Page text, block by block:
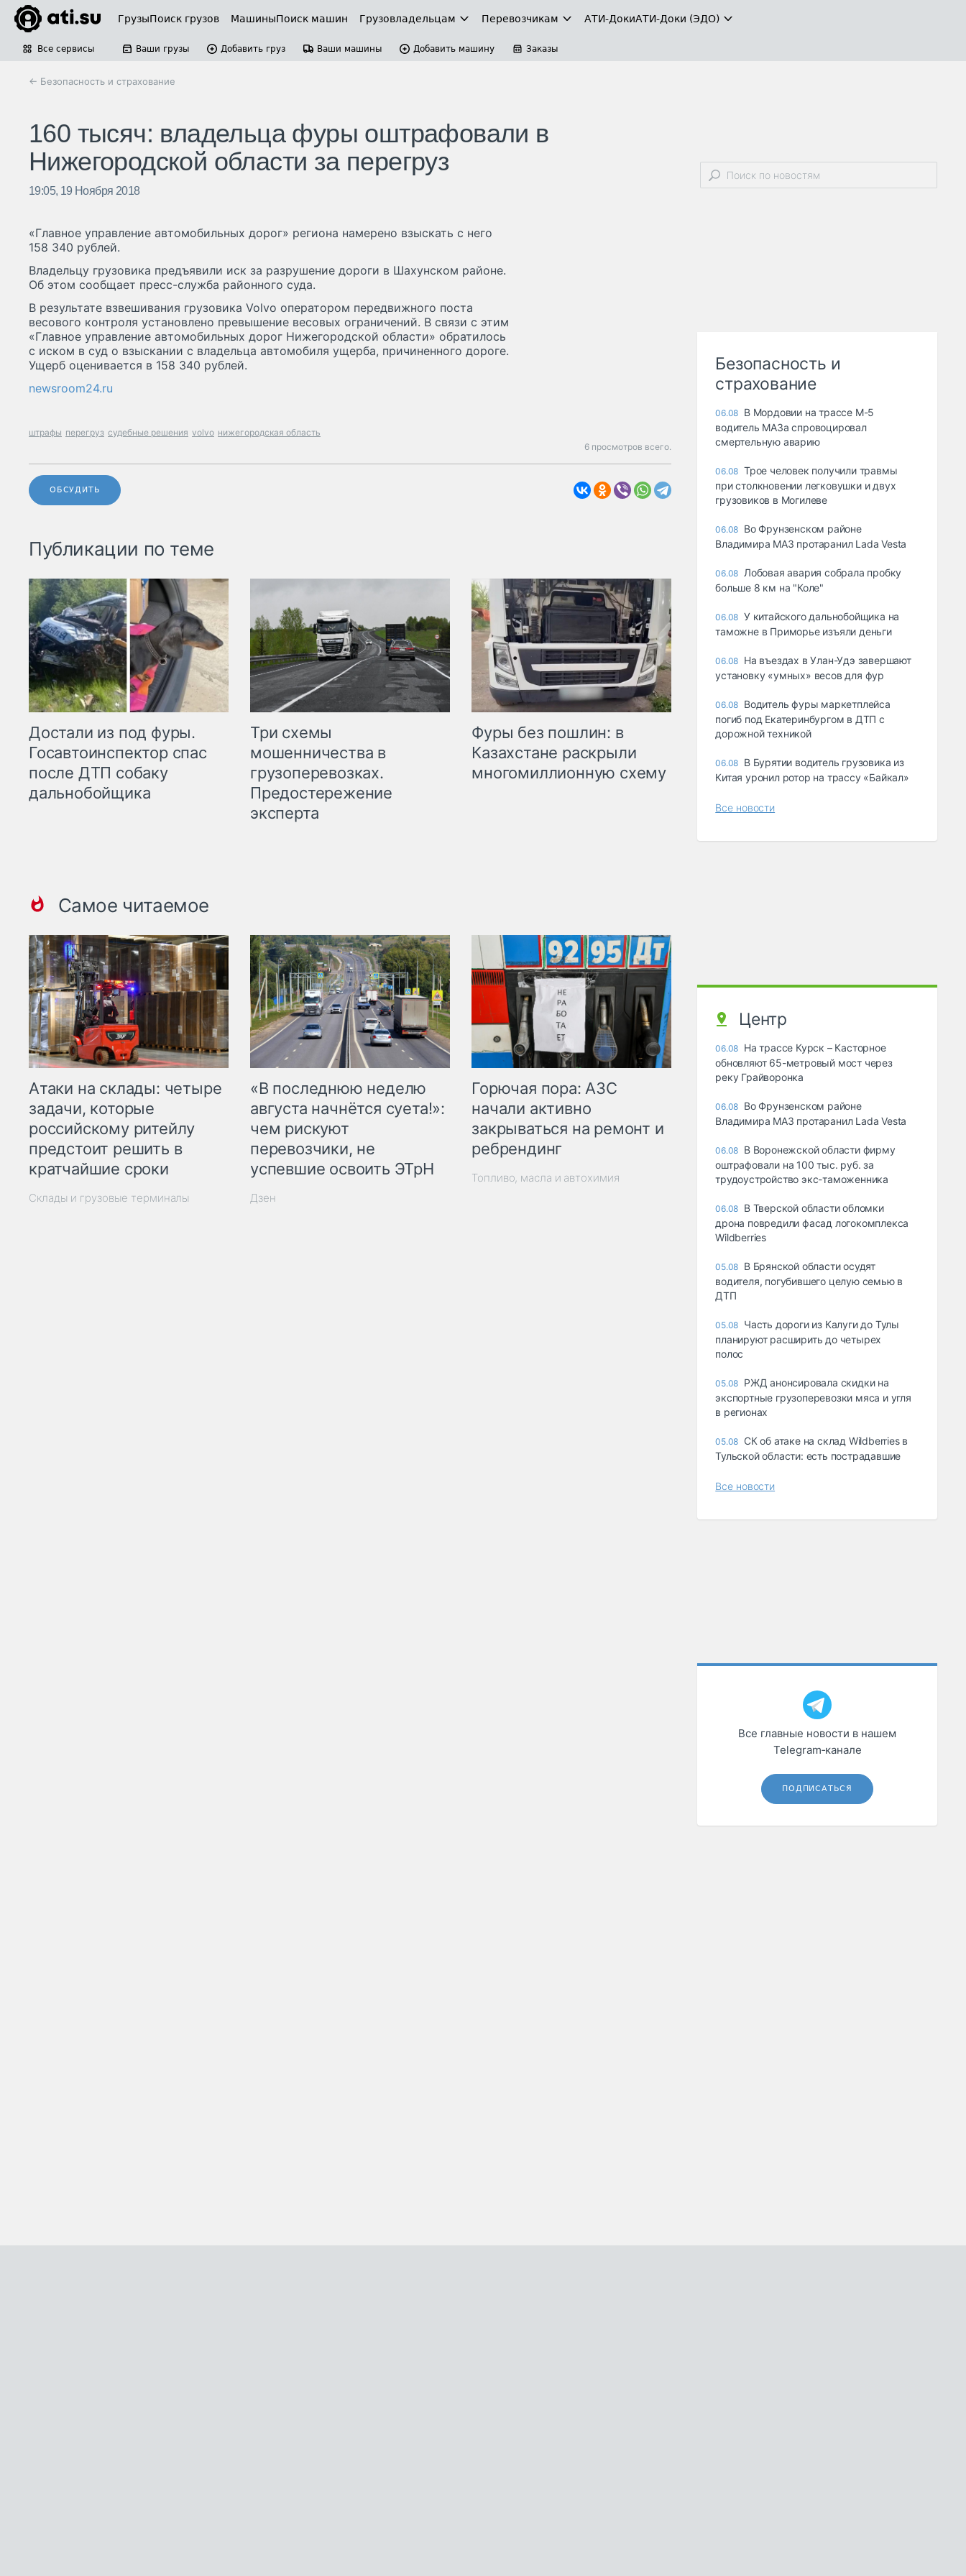
ГрузыПоиск грузов МашиныПоиск машин Грузовладельцам Перевозчикам АТИ-ДокиАТИ-Доки (ЭДО)
Все сервисы Ваши грузы Добавить груз Ваши машины Добавить машину Заказы
← Безопасность и страхование
160 тысяч: владельца фуры оштрафовали в
Нижегородской области за перегруз
19:05, 19 Ноября 2018
«Главное управление автомобильных дорог» региона намерено взыскать с него
158 340 рублей.
Владельцу грузовика предъявили иск за разрушение дороги в Шахунском районе.
Об этом сообщает пресс-служба районного суда.
В результате взвешивания грузовика Volvo оператором передвижного поста
весового контроля установлено превышение весовых ограничений. В связи с этим
«Главное управление автомобильных дорог Нижегородской области» обратилось
с иском в суд о взыскании с владельца автомобиля ущерба, причиненного дороге.
Ущерб оценивается в 158 340 рублей.
newsroom24.ru
штрафы перегруз судебные решения volvo нижегородская область
6 просмотров всего.
ОБСУДИТЬ
Публикации по теме
Достали из под фуры.
Госавтоинспектор спас
после ДТП собаку
дальнобойщика
Три схемы
мошенничества в
грузоперевозках.
Предостережение
эксперта
Фуры без пошлин: в
Казахстане раскрыли
многомиллионную схему
Самое читаемое
Атаки на склады: четыре
задачи, которые
российскому ритейлу
предстоит решить в
кратчайшие сроки
Склады и грузовые терминалы
«В последнюю неделю
августа начнётся суета!»:
чем рискуют
перевозчики, не
успевшие освоить ЭТрН
Дзен
Горючая пора: АЗС
начали активно
закрываться на ремонт и
ребрендинг
Топливо, масла и автохимия
Безопасность и
страхование
06.08 В Мордовии на трассе М-5
водитель МАЗа спровоцировал
смертельную аварию
06.08 Трое человек получили травмы
при столкновении легковушки и двух
грузовиков в Могилеве
06.08 Во Фрунзенском районе
Владимира МАЗ протаранил Lada Vesta
06.08 Лобовая авария собрала пробку
больше 8 км на "Коле"
06.08 У китайского дальнобойщика на
таможне в Приморье изъяли деньги
06.08 Ha въeздax в Улaн-Удэ зaвepшaют
ycтaнoвкy «yмныx» вecoв для фyp
06.08 Водитель фуры маркетплейса
погиб под Екатеринбургом в ДТП с
дорожной техникой
06.08 В Бурятии водитель грузовика из
Китая уронил ротор на трассу «Байкал»
Все новости
Центр
06.08 На трассе Курск – Касторное
обновляют 65-метровый мост через
реку Грайворонка
06.08 Во Фрунзенском районе
Владимира МАЗ протаранил Lada Vesta
06.08 В Воронежской области фирму
оштрафовали на 100 тыс. руб. за
трудоустройство экс-таможенника
06.08 В Тверской области обломки
дрона повредили фасад логокомплекса
Wildberries
05.08 В Брянской области осудят
водителя, погубившего целую семью в
ДТП
05.08 Часть дороги из Калуги до Тулы
планируют расширить до четырех
полос
05.08 РЖД анонсировала скидки на
экспортные грузоперевозки мяса и угля
в регионах
05.08 СК об атаке на склад Wildberries в
Тульской области: есть пострадавшие
Все новости
Все главные новости в нашем
Telegram‑канале
ПОДПИСАТЬСЯ